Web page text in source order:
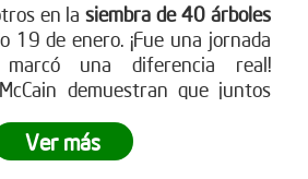
en lasiembra de 40 árboles
19 de enero. ¡Fue una jornada
una diferencia real!
demuestran que juntos
está lista para ser parte del
siembras empresariales
Ver más